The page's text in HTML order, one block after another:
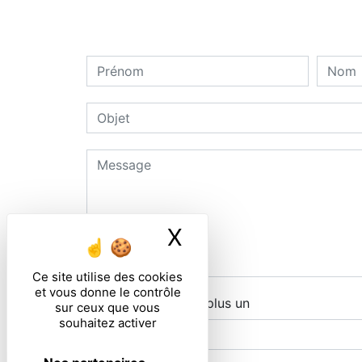
Ce site utilise des cookies
et vous donne le contrôle
sur ceux que vous
souhaitez activer
X
Combien font trois plus un